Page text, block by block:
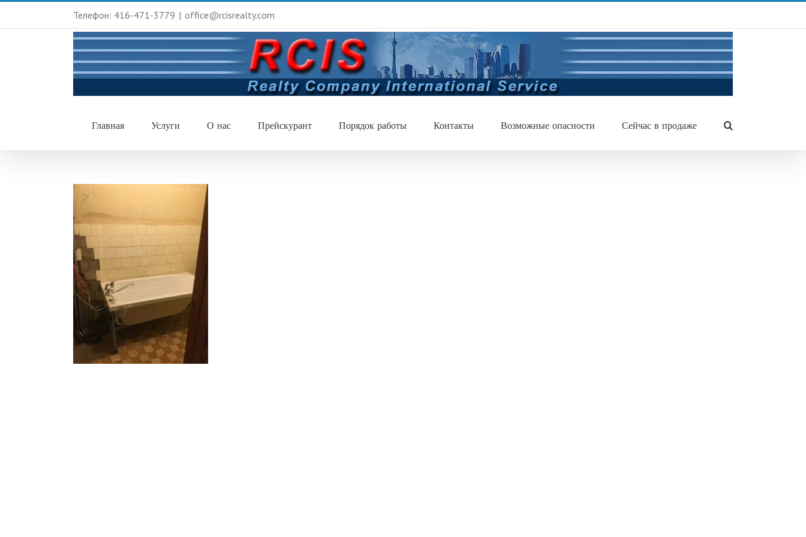
Телефон: 416-471-3779 | office@rcisrealty.com
Главная Услуги О нас Прейскурант Порядок работы Контакты Возможные опасности Сейчас в продаже